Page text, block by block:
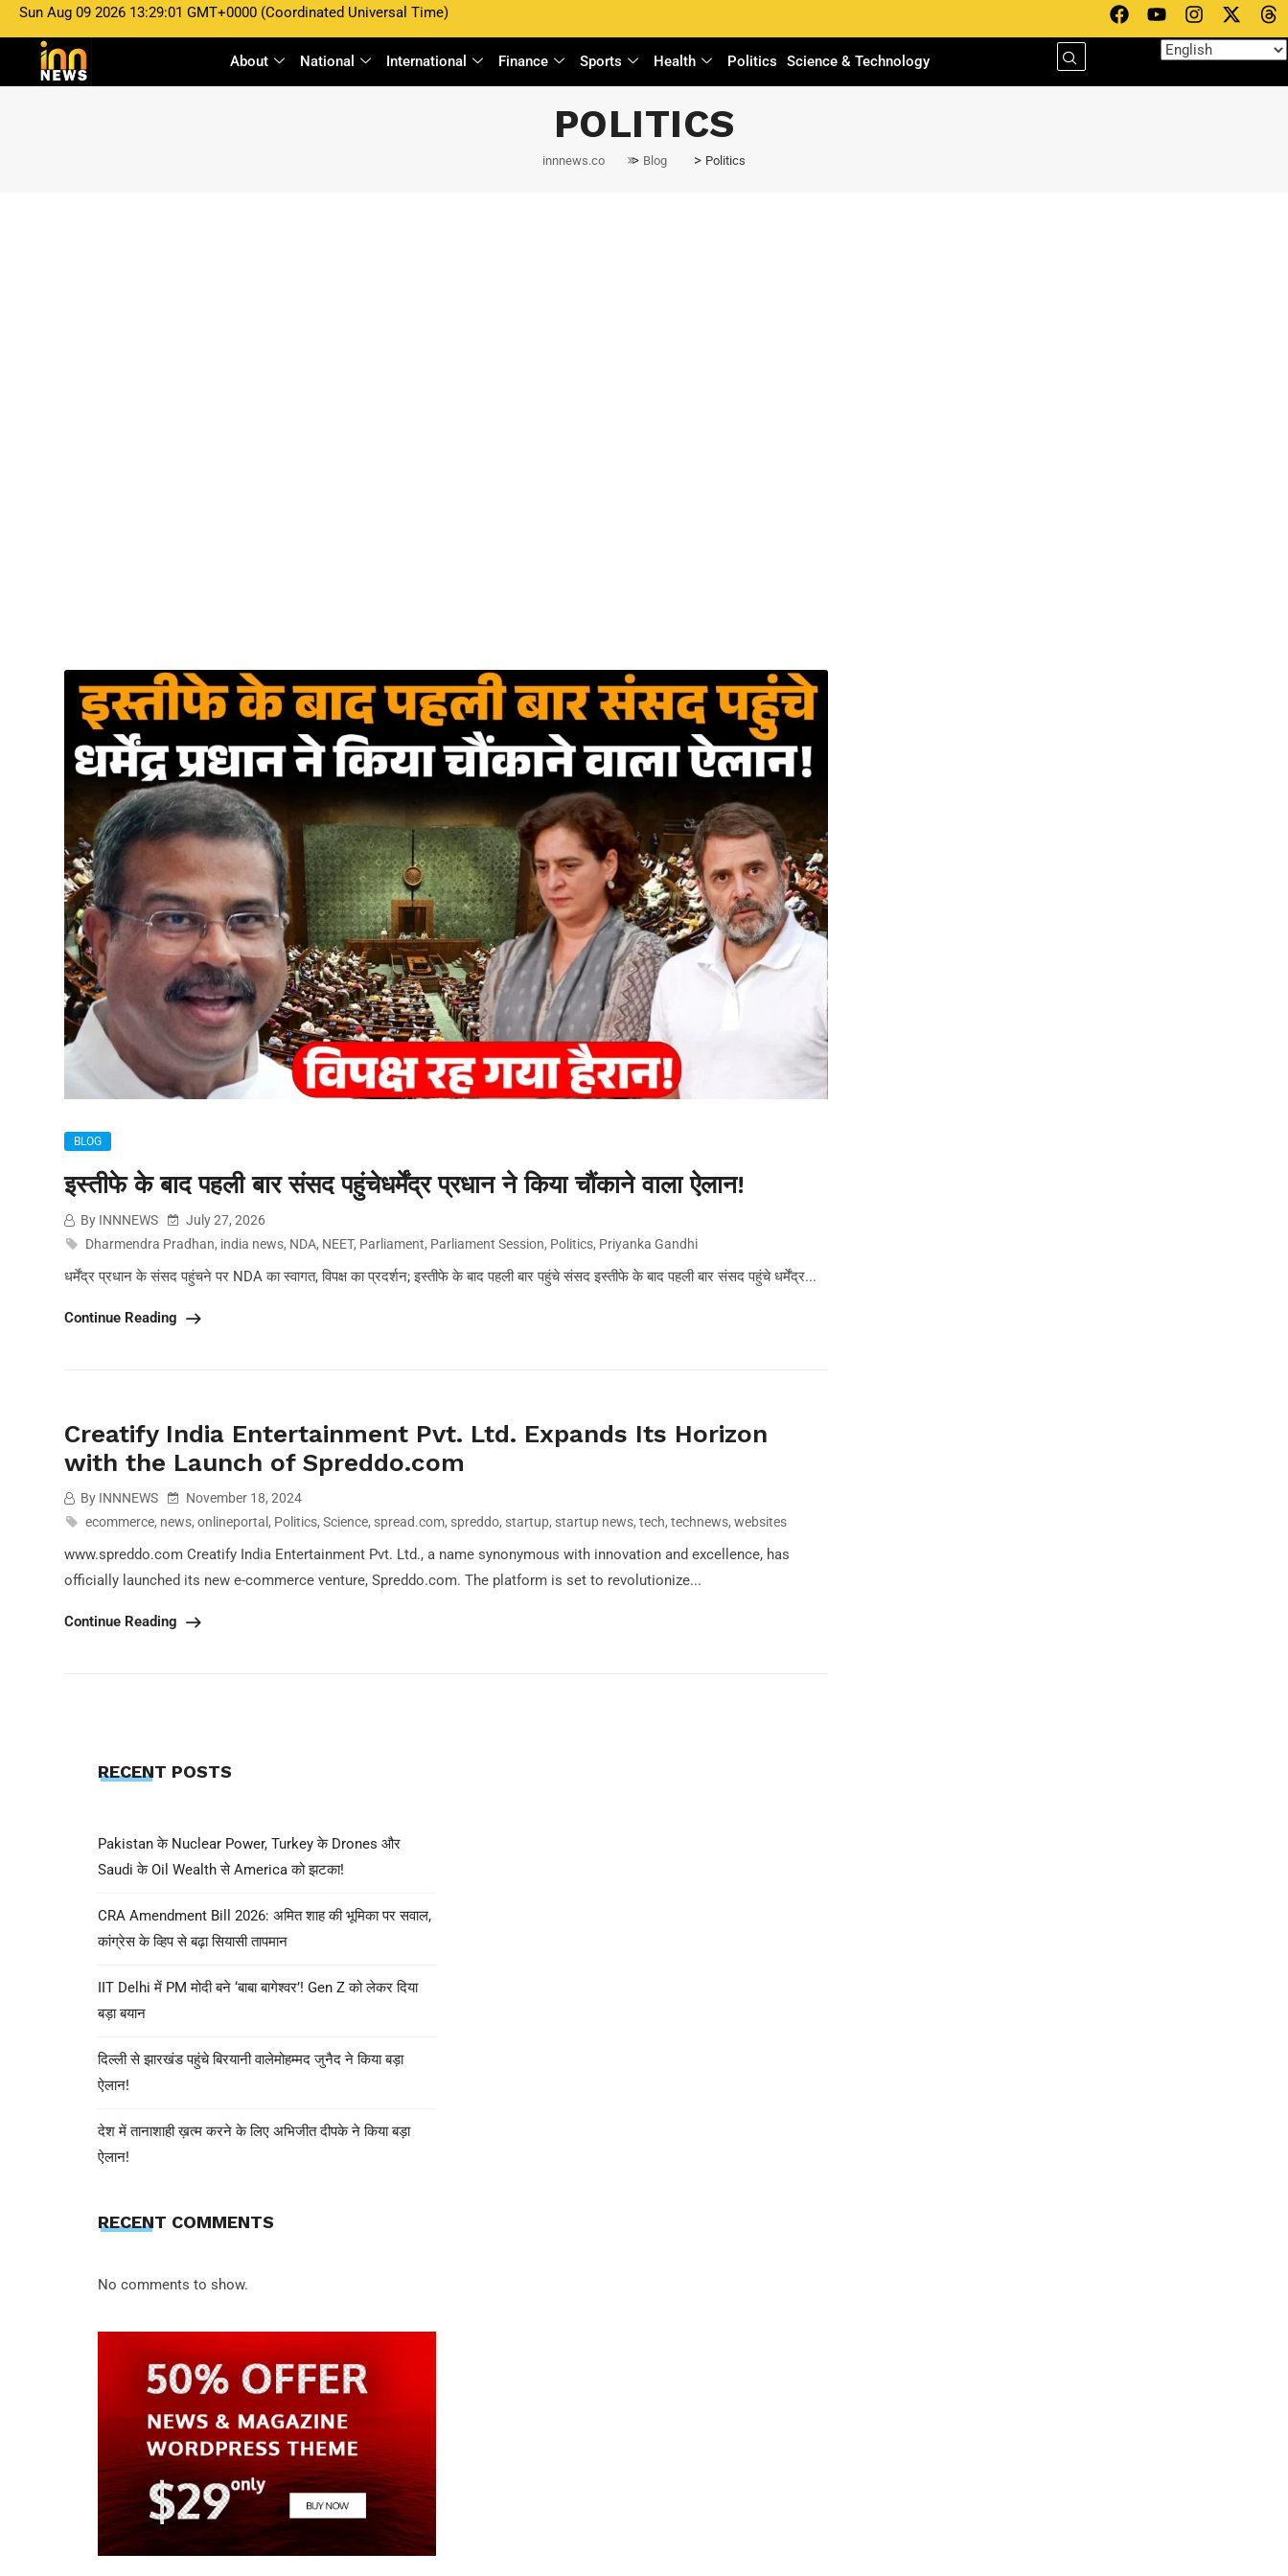
Sun Aug 09 2026 13:29:01 GMT+0000 (Coordinated Universal Time)
About National International Finance Sports Health Politics Science & Technology
POLITICS
innnews.co > Blog > Politics
November 18, 2024
Its Horizon with the Launch of Spreddo.com
BLOG
इस्तीफे के बाद पहली बार संसद पहुंचेधर्मेंद्र प्रधान ने किया चौंकाने वाला ऐलान!
By INNNEWS
July 27, 2026
Dharmendra Pradhan, india news, NDA, NEET, Parliament, Parliament Session, Politics, Priyanka Gandhi
धर्मेंद्र प्रधान के संसद पहुंचने पर NDA का स्वागत, विपक्ष का प्रदर्शन; इस्तीफे के बाद पहली बार पहुंचे संसद इस्तीफे के बाद पहली बार संसद पहुंचे धर्मेंद्र...
Continue Reading
Creatify India Entertainment Pvt. Ltd. Expands Its Horizon
with the Launch of Spreddo.com
By INNNEWS
November 18, 2024
ecommerce, news, onlineportal , Politics, Science, spread.com, spreddo, startup, startup news, tech, technews, websites
www.spreddo.com Creatify India Entertainment Pvt. Ltd., a name synonymous with innovation and excellence, has
officially launched its new e-commerce venture, Spreddo.com. The platform is set to revolutionize...
Continue Reading
RECENT POSTS
Pakistan के Nuclear Power, Turkey के Drones और
Saudi के Oil Wealth से America को झटका!
CRA Amendment Bill 2026: अमित शाह की भूमिका पर सवाल,
कांग्रेस के व्हिप से बढ़ा सियासी तापमान
IIT Delhi में PM मोदी बने ‘बाबा बागेश्वर’! Gen Z को लेकर दिया
बड़ा बयान
दिल्ली से झारखंड पहुंचे बिरयानी वालेमोहम्मद जुनैद ने किया बड़ा
ऐलान!
देश में तानाशाही ख़त्म करने के लिए अभिजीत दीपके ने किया बड़ा
ऐलान!
RECENT COMMENTS
No comments to show.